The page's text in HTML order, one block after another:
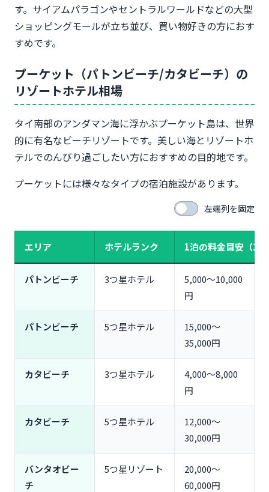
す。サイアムパラゴンやセントラルワールドなどの大型
ショッピングモールが立ち並び、買い物好きの方におす
すめです。
プーケット（パトンビーチ/カタビーチ）の
リゾートホテル相場
タイ南部のアンダマン海に浮かぶプーケット島は、世界
的に有名なビーチリゾートです。美しい海とリゾートホ
テルでのんびり過ごしたい方におすすめの目的地です。
プーケットには様々なタイプの宿泊施設があります。
左端列を固定
エリア ホテルランク 1泊の料金目安（1
パトンビーチ 3つ星ホテル
5,000〜10,000
円
パトンビーチ 5つ星ホテル
15,000〜
35,000円
カタビーチ 3つ星ホテル
4,000〜8,000
円
カタビーチ 5つ星ホテル
12,000〜
30,000円
バンタオビー
チ
5つ星リゾート
20,000〜
60,000円